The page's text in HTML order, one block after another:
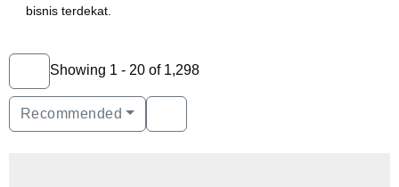
bisnis terdekat.
Showing 1 - 20 of 1,298
Recommended